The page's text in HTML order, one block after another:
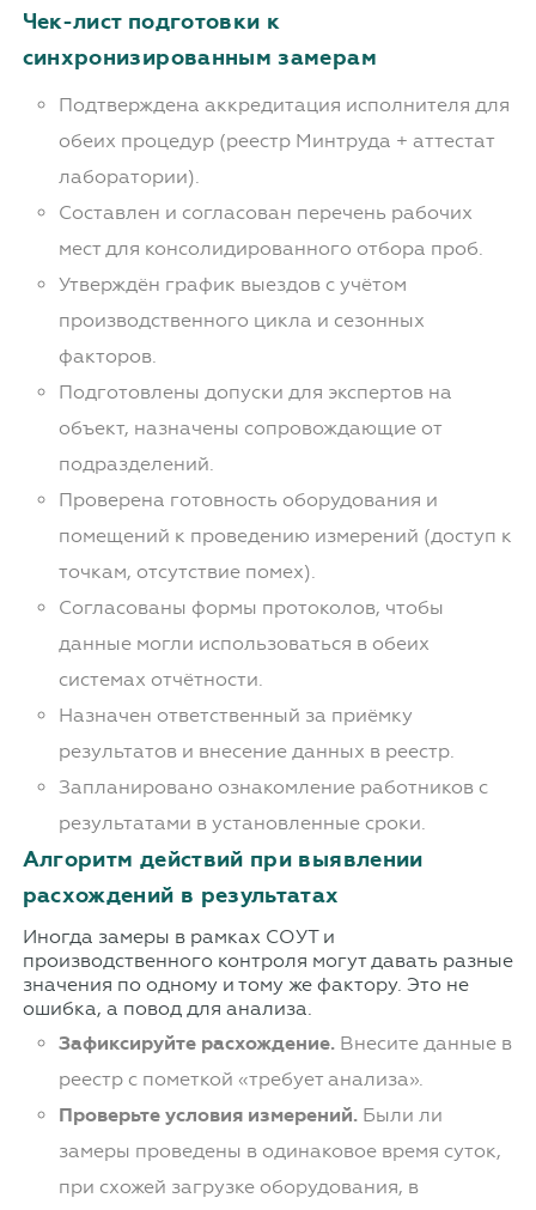
Чек-лист подготовки к
синхронизированным замерам
Подтверждена аккредитация исполнителя для
обеих процедур (реестр Минтруда + аттестат
лаборатории).
Составлен и согласован перечень рабочих
мест для консолидированного отбора проб.
Утверждён график выездов с учётом
производственного цикла и сезонных
факторов.
Подготовлены допуски для экспертов на
объект, назначены сопровождающие от
подразделений.
Проверена готовность оборудования и
помещений к проведению измерений (доступ к
точкам, отсутствие помех).
Согласованы формы протоколов, чтобы
данные могли использоваться в обеих
системах отчётности.
Назначен ответственный за приёмку
результатов и внесение данных в реестр.
Запланировано ознакомление работников с
результатами в установленные сроки.
Алгоритм действий при выявлении
расхождений в результатах
Иногда замеры в рамках СОУТ и
производственного контроля могут давать разные
значения по одному и тому же фактору. Это не
ошибка, а повод для анализа.
Зафиксируйте расхождение.Внесите данные в
реестр с пометкой «требует анализа».
Проверьте условия измерений.Были ли
замеры проведены в одинаковое время суток,
при схожей загрузке оборудования, в